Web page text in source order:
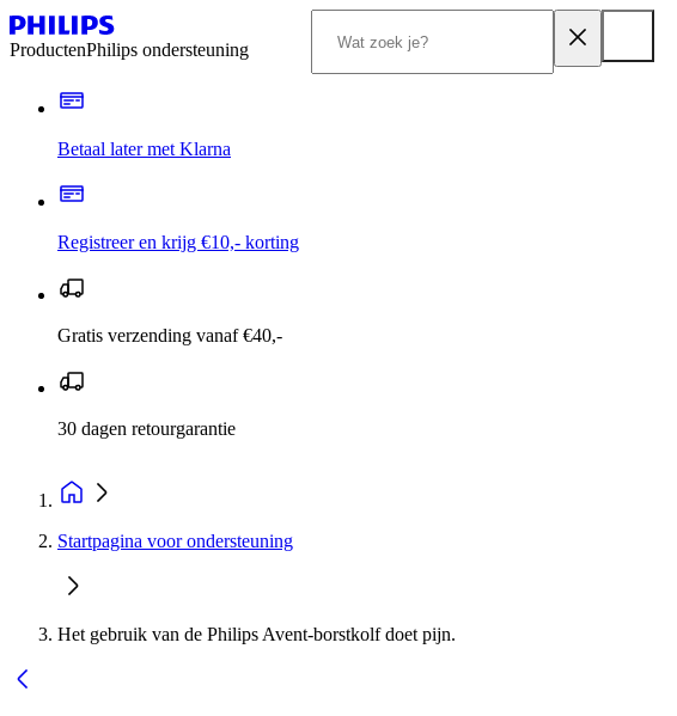
ProductenPhilips ondersteuning
Betaal later met Klarna
Registreer en krijg €10,- korting
Gratis verzending vanaf €40,-
30 dagen retourgarantie
Startpagina voor ondersteuning
Het gebruik van de Philips Avent-borstkolf doet pijn.